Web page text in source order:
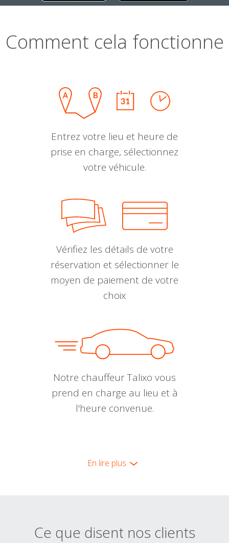
Comment cela fonctionne
Entrez votre lieu et heure de
prise en charge, sélectionnez
votre véhicule.
Vérifiez les détails de votre
réservation et sélectionner le
moyen de paiement de votre
choix
Notre chauffeur Talixo vous
prend en charge au lieu et à
l'heure convenue.
En lire plus
Ce que disent nos clients